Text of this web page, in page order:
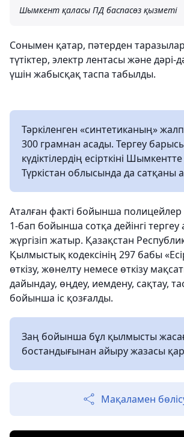
Шымкент қаласы ПД баспасөз қызметі
Сонымен қатар, пәтерден
түтіктер, электр лентасы және дәрі-
үшін жабысқақ таспа табылды.
Тәркіленген «синтетиканың»
300 грамнан асады. Тергеу
күдіктілердің есірткіні
Түркістан облысында да сатқаны
Аталған факті бойынша полицейлер
1-бап бойынша сотқа дейінгі
жүргізіп жатыр. Қазақстан
Қылмыстық кодексінің 297 бабы
өткізу, жөнелту немесе өткізу
дайындау, өңдеу, иемдену, сақтау,
бойынша іс қозғалды.
Заң бойынша бұл қылмысты
бостандығынан айыру жазасы
Мақаламен